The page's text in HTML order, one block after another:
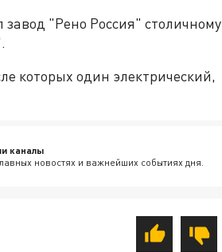
"Рено Россия" столичному
которых один электрический,
каналы
новостях и важнейших событиях дня.